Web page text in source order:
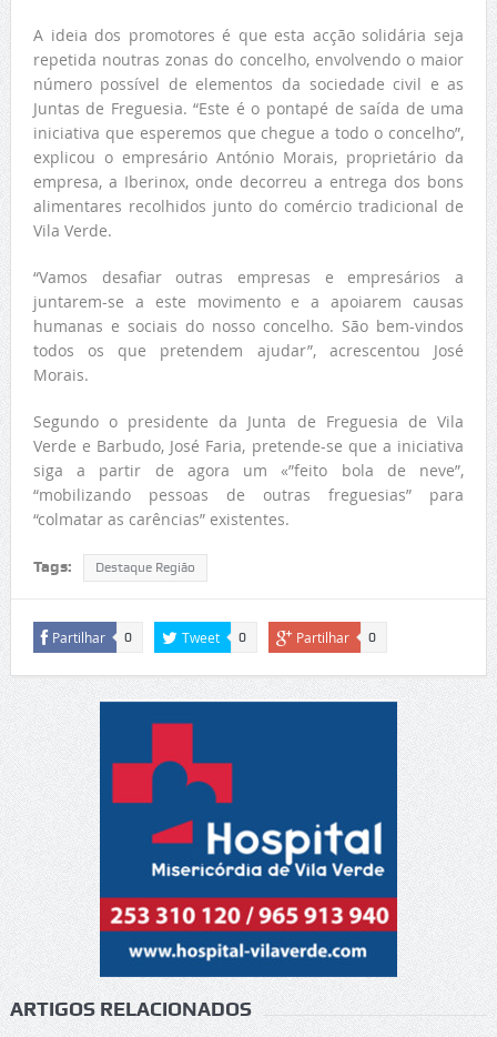
A ideia dos promotores é que esta acção solidária seja
repetida noutras zonas do concelho, envolvendo o maior
número possível de elementos da sociedade civil e as
Juntas de Freguesia. “Este é o pontapé de saída de uma
iniciativa que esperemos que chegue a todo o concelho”,
explicou o empresário António Morais, proprietário da
empresa, a Iberinox, onde decorreu a entrega dos bons
alimentares recolhidos junto do comércio tradicional de
Vila Verde.
“Vamos desafiar outras empresas e empresários a
juntarem-se a este movimento e a apoiarem causas
humanas e sociais do nosso concelho. São bem-vindos
todos os que pretendem ajudar”, acrescentou José
Morais.
Segundo o presidente da Junta de Freguesia de Vila
Verde e Barbudo, José Faria, pretende-se que a iniciativa
siga a partir de agora um «”feito bola de neve”,
“mobilizando pessoas de outras freguesias” para
“colmatar as carências” existentes.
Tags: Destaque Região
Partilhar 0 Tweet 0 Partilhar 0
ARTIGOS RELACIONADOS